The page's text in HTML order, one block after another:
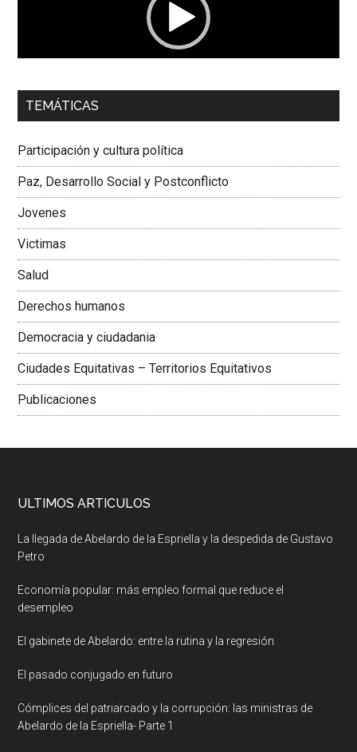
00:00 01:04
Dra. Carolina Corcho Mejía,Presidenta Corporación
Colombiana
TEMÁTICAS
Participación y cultura política
Paz, Desarrollo Social y Postconflicto
Jovenes
Victimas
Salud
Derechos humanos
Democracia y ciudadania
Ciudades Equitativas – Territorios Equitativos
Publicaciones
ULTIMOS ARTICULOS
La llegada de Abelardo de la Espriella y la despedida de Gustavo
Petro
Economía popular: más empleo formal que reduce el
desempleo
El gabinete de Abelardo: entre la rutina y la regresión
El pasado conjugado en futuro
Cómplices del patriarcado y la corrupción: las ministras de
Abelardo de la Espriella- Parte 1